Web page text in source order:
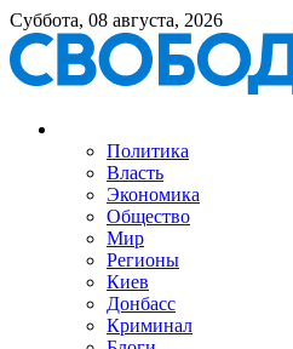
Суббота, 08 августа, 2026
Политика
Власть
Экономика
Общество
Мир
Регионы
Киев
Донбасс
Криминал